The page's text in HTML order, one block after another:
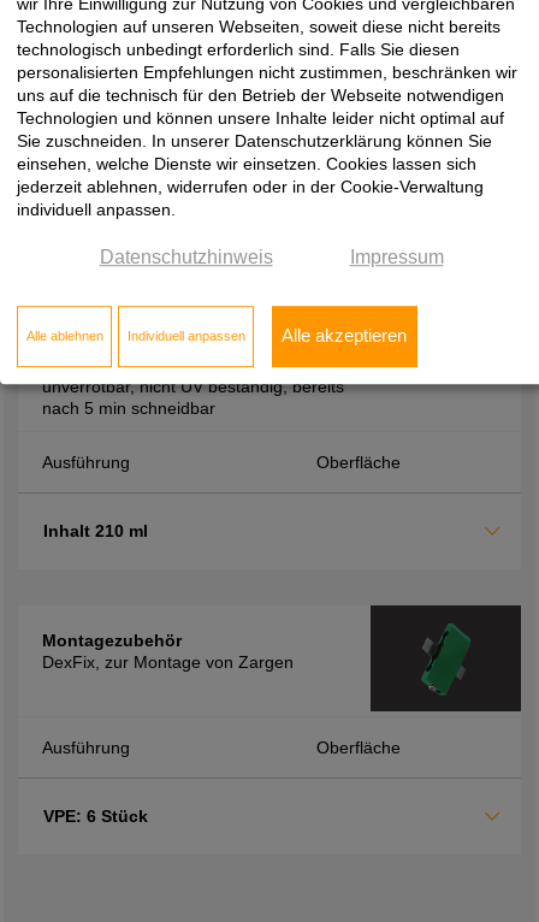
hohes Raumgewicht, beständig gegen
Verrottung, Wärme, Wasser und viele
Chemikalien
Ausführung Oberfläche
Inhalt 400 ml
Zargen, treibgasfrei, PCB und
formaldhydfrei, Alterungsbeständig,
unverrotbar, nicht UV beständig, bereits
nach 5 min schneidbar
Ausführung Oberfläche
Inhalt 210 ml
Montagezubehör
DexFix, zur Montage von Zargen
Ausführung Oberfläche
VPE: 6 Stück
Technologien auf unseren Webseiten, soweit diese nicht bereits
technologisch unbedingt erforderlich sind. Falls Sie diesen
personalisierten Empfehlungen nicht zustimmen, beschränken wir
uns auf die technisch für den Betrieb der Webseite notwendigen
Technologien und können unsere Inhalte leider nicht optimal auf
Sie zuschneiden. In unserer Datenschutzerklärung können Sie
einsehen, welche Dienste wir einsetzen. Cookies lassen sich
jederzeit ablehnen, widerrufen oder in der Cookie-Verwaltung
individuell anpassen.
Datenschutzhinweis Impressum
Alle ablehnen Individuell anpassen Alle akzeptieren